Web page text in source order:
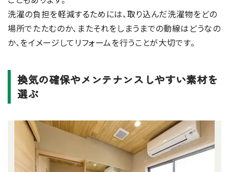
洗濯の負担を軽減するためには、取り込んだ洗濯物をどの
場所でたたむのか、またそれをしまうまでの動線はどうなの
か、をイメージしてリフォームを行うことが大切です。
換気の確保やメンテナンスしやすい素材を
選ぶ